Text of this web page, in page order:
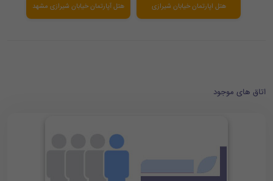
هتل اپارتمان خیابان شیرازی هتل آپارتمان خیابان شیرازی مشهد
اتاق های موجود